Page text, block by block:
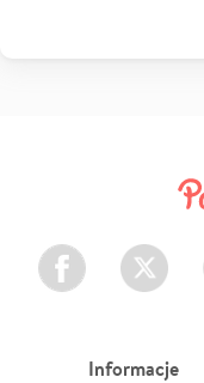
Facebook Twitter
Informacje